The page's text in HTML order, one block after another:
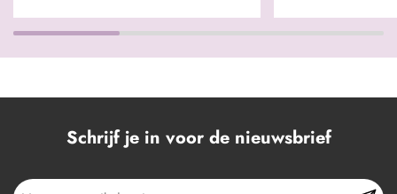
Schrijf je in voor de nieuwsbrief